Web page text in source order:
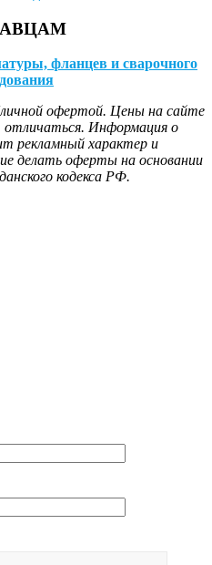
фланцев и сварочного
офертой. Цены на сайте
отличаться. Информация о
рекламный характер и
делать оферты на основании
кодекса РФ.